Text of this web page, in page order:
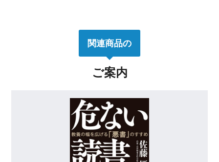
関連商品の
ご案内